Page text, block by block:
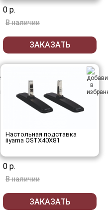
0 р.
В наличии
ЗАКАЗАТЬ
Настольная подставка
iiyama OSTX40X81
0 р.
В наличии
ЗАКАЗАТЬ